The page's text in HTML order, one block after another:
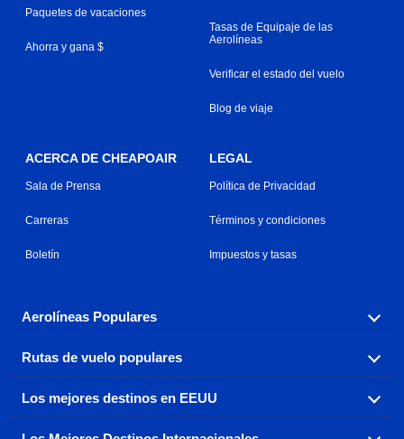
Paquetes de vacaciones
Ahorra y gana $
Tasas de Equipaje de las
Aerolíneas
Verificar el estado del vuelo
Blog de viaje
ACERCA DE CHEAPOAIR
Sala de Prensa
Carreras
Boletín
LEGAL
Política de Privacidad
Términos y condiciones
Impuestos y tasas
Aerolíneas Populares
Explora nuestras opciones de tarifas aéreas baratas por
aerolínea, con más de 500 opciones para elegir.
Aeromexico
Rutas de vuelo populares
Reserva una de nuestras rutas de vuelo más populares
con tres sencillos clics.
Los mejores destinos en EEUU